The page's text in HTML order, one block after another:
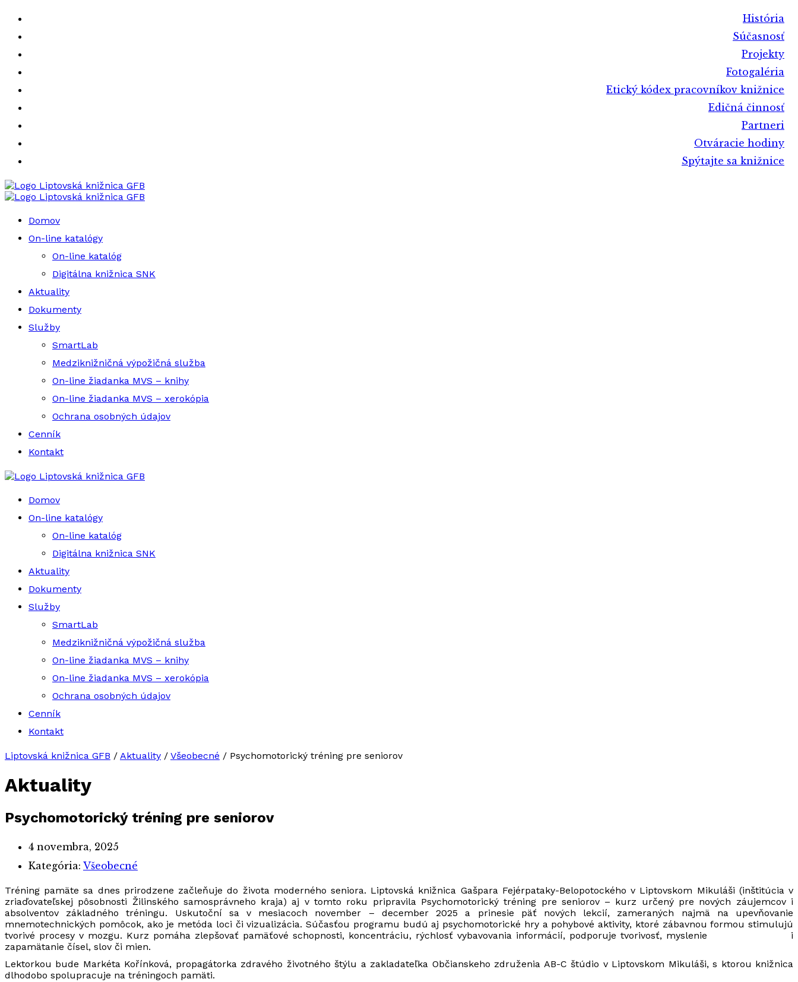
História
Súčasnosť
Projekty
Fotogaléria
Etický kódex pracovníkov knižnice
Edičná činnosť
Partneri
Otváracie hodiny
Spýtajte sa knižnice
Liptovská knižnica GFB
Liptovská knižnica GFB
Domov
On-line katalógy
On-line katalóg
Digitálna knižnica SNK
Aktuality
Dokumenty
Služby
SmartLab
Medziknižničná výpožičná služba
On-line žiadanka MVS – knihy
On-line žiadanka MVS – xerokópia
Ochrana osobných údajov
Cenník
Kontakt
Liptovská knižnica GFB
Domov
On-line katalógy
On-line katalóg
Digitálna knižnica SNK
Aktuality
Dokumenty
Služby
SmartLab
Medziknižničná výpožičná služba
On-line žiadanka MVS – knihy
On-line žiadanka MVS – xerokópia
Ochrana osobných údajov
Cenník
Kontakt
Liptovská knižnica GFB / Aktuality / Všeobecné / Psychomotorický tréning pre seniorov
Aktuality
Psychomotorický tréning pre seniorov
4 novembra, 2025
Kategória: Všeobecné
Tréning pamäte sa dnes prirodzene začleňuje do života moderného seniora. Liptovská knižnica Gašpara Fejérpataky-Belopotockého v Liptovskom Mikuláši (inštitúcia v
zriaďovateľskej pôsobnosti Žilinského samosprávneho kraja) aj v tomto roku pripravila Psychomotorický tréning pre seniorov – kurz určený pre nových záujemcov i
absolventov základného tréningu. Uskutoční sa v mesiacoch november – december 2025 a prinesie päť nových lekcií, zameraných najmä na upevňovanie
mnemotechnických pomôcok, ako je metóda loci či vizualizácia. Súčasťou programu budú aj psychomotorické hry a pohybové aktivity, ktoré zábavnou formou stimulujú
tvorivé procesy v mozgu. Kurz pomáha zlepšovať pamäťové schopnosti, koncentráciu, rýchlosť vybavovania informácií, podporuje tvorivosť, myslenie i
zapamätanie čísel, slov či mien.
Lektorkou bude Markéta Kořínková, propagátorka zdravého životného štýlu a zakladateľka Občianskeho združenia AB-C štúdio v Liptovskom Mikuláši, s ktorou knižnica
dlhodobo spolupracuje na tréningoch pamäti.